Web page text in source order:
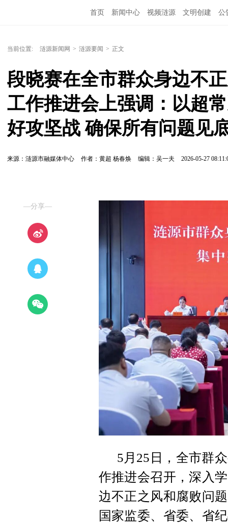
首页 新闻中心 视频涟源 文明创建 公
当前位置: 涟源新闻网 > 涟源要闻 > 正文
段晓赛在全市群众身边不
工作推进会上强调：以超
好攻坚战 确保所有问题见
来源：涟源市融媒体中心 作者：黄超 杨春焕 编辑：吴一夫 2026-05-27
—分享—
5月25日，全市群
作推进会召开，深入
边不正之风和腐败问
国家监委、省委、省